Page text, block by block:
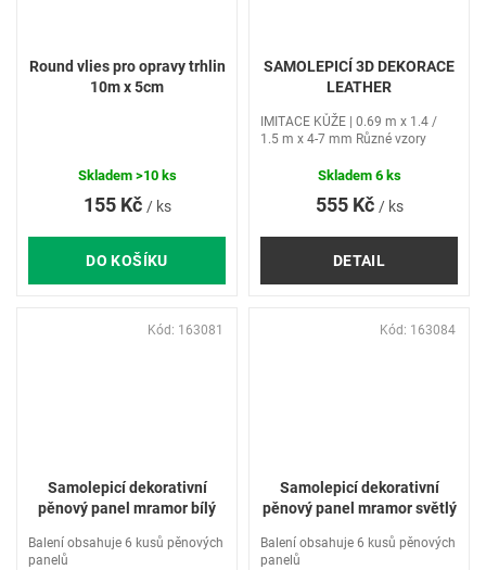
Round vlies pro opravy trhlin
10m x 5cm
155 Kč / ks
DO KOŠÍKU
Skladem >10 ks
SAMOLEPICÍ 3D DEKORACE
LEATHER
555 Kč / ks
DETAIL
IMITACE KŮŽE | 0.69 m x 1.4 /
1.5 m x 4-7 mm Různé vzory
Skladem 6 ks
Samolepicí dekorativní
pěnový panel mramor bílý
Balení obsahuje 6 kusů pěnových
panelů
Kód: 163081
Samolepicí dekorativní
pěnový panel mramor světlý
Balení obsahuje 6 kusů pěnových
panelů
Kód: 163084